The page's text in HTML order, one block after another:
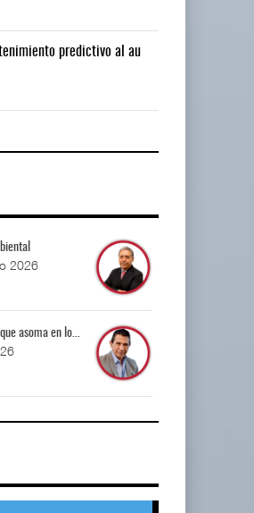
equipamiento para mo ...
predictivo al au
2026
asoma en lo...